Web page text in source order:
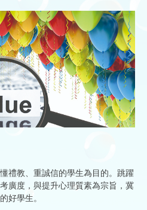
禮教、重誠信的學生為目的。跳躍
廣度，與提升心理質素為宗旨，冀
好學生。